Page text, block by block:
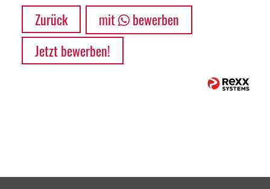
Zurück mit
bewerben
Jetzt bewerben!